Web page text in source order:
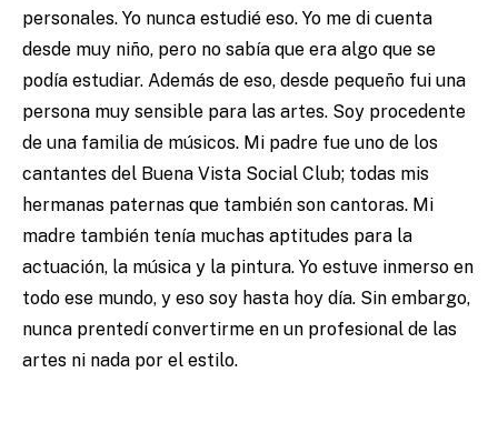
personales. Yo nunca estudié eso. Yo me di cuenta
desde muy niño, pero no sabía que era algo que se
podía estudiar. Además de eso, desde pequeño fui una
persona muy sensible para las artes. Soy procedente
de una familia de músicos. Mi padre fue uno de los
cantantes del Buena Vista Social Club; todas mis
hermanas paternas que también son cantoras. Mi
madre también tenía muchas aptitudes para la
actuación, la música y la pintura. Yo estuve inmerso en
todo ese mundo, y eso soy hasta hoy día. Sin embargo,
nunca prentedí convertirme en un profesional de las
artes ni nada por el estilo.